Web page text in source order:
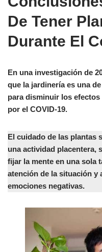
De Tener
Durante El
En una investigación de
que la jardinería es una
para disminuir los
por el COVID-19.
El cuidado de las plantas
una actividad placentera,
fijar la mente en una sola
atención de la situación y
emociones negativas.